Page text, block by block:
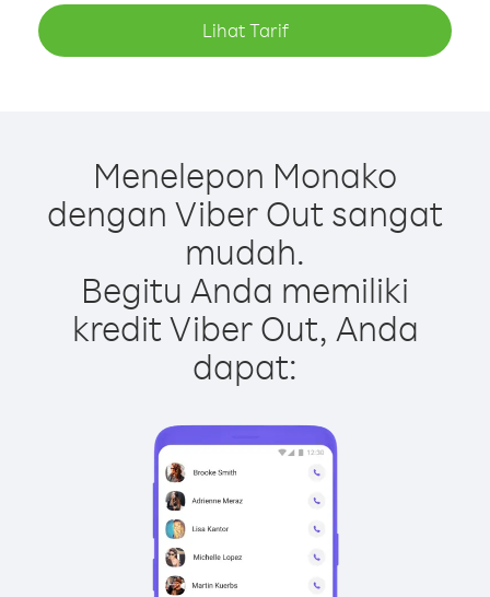
Lihat Tarif
Menelepon Monako
dengan Viber Out sangat
mudah.
Begitu Anda memiliki
kredit Viber Out, Anda
dapat: